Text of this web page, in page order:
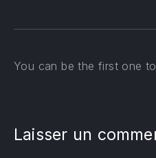
You can be the first one
Laisser un